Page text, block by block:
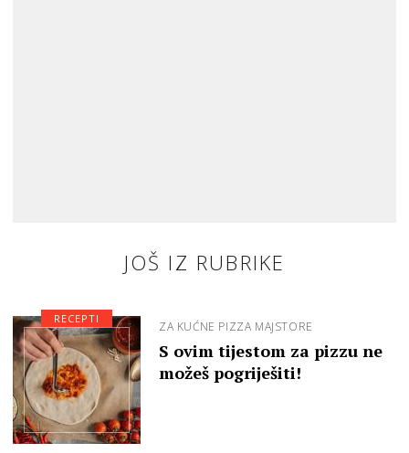
JOŠ IZ RUBRIKE
ZA KUĆNE PIZZA MAJSTORE
S ovim tijestom za pizzu ne
možeš pogriješiti!
RECEPTI